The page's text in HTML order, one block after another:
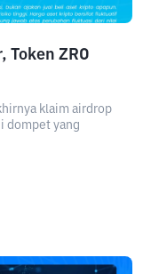
Token ZRO
klaim airdrop
dompet yang